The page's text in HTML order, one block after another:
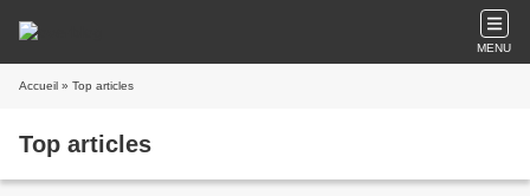
MENU
Accueil » Top articles
Top articles